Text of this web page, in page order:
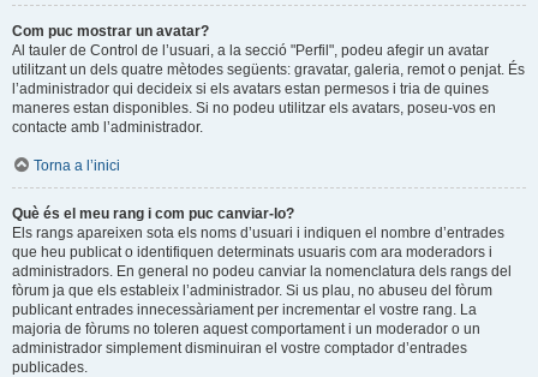
Com puc mostrar un avatar?
Al tauler de Control de l’usuari, a la secció "Perfil", podeu afegir un avatar
utilitzant un dels quatre mètodes següents: gravatar, galeria, remot o penjat. És
l’administrador qui decideix si els avatars estan permesos i tria de quines
maneres estan disponibles. Si no podeu utilitzar els avatars, poseu-vos en
contacte amb l’administrador.
Torna a l’inici
Què és el meu rang i com puc canviar-lo?
Els rangs apareixen sota els noms d’usuari i indiquen el nombre d’entrades
que heu publicat o identifiquen determinats usuaris com ara moderadors i
administradors. En general no podeu canviar la nomenclatura dels rangs del
fòrum ja que els estableix l’administrador. Si us plau, no abuseu del fòrum
publicant entrades innecessàriament per incrementar el vostre rang. La
majoria de fòrums no toleren aquest comportament i un moderador o un
administrador simplement disminuiran el vostre comptador d’entrades
publicades.